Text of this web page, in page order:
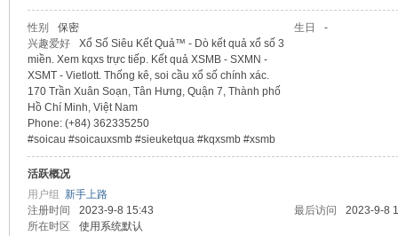
性别 保密 生日
-
兴趣爱好
Xổ Số Siêu Kết Quả™ - Dò kết quả xổ số 3
miền. Xem kqxs trực tiếp. Kết quả XSMB - SXMN -
XSMT - Vietlott. Thống kê, soi cầu xổ số chính xác.
170 Trần Xuân Soạn, Tân Hưng, Quận 7, Thành phố
Hồ Chí Minh, Việt Nam
Phone: (+84) 362335250
#soicau #soicauxsmb #sieuketqua #kqxsmb #xsmb
活跃概况
用户组 新手上路
注册时间
2023-9-8 15:43 最后访问
2023-9-8
所在时区
使用系统默认